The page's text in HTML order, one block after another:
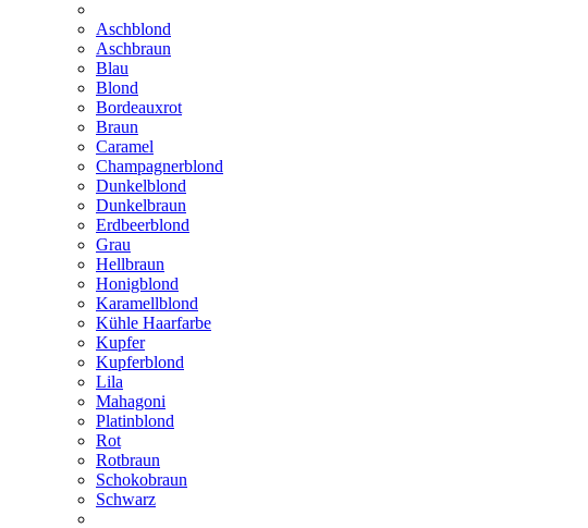
Aschblond
Aschbraun
Blau
Blond
Bordeauxrot
Braun
Caramel
Champagnerblond
Dunkelblond
Dunkelbraun
Erdbeerblond
Grau
Hellbraun
Honigblond
Karamellblond
Kühle Haarfarbe
Kupfer
Kupferblond
Lila
Mahagoni
Platinblond
Rot
Rotbraun
Schokobraun
Schwarz